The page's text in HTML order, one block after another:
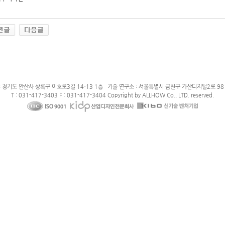
기도 안산사 상록구 이호로3길 14-13 1층 기술 연구소 : 서울특별시 금천구 가산디지털2로
T : 031-417-3403 F : 031-417-3404 Copyright by ALLHOW Co., LTD. reserved.